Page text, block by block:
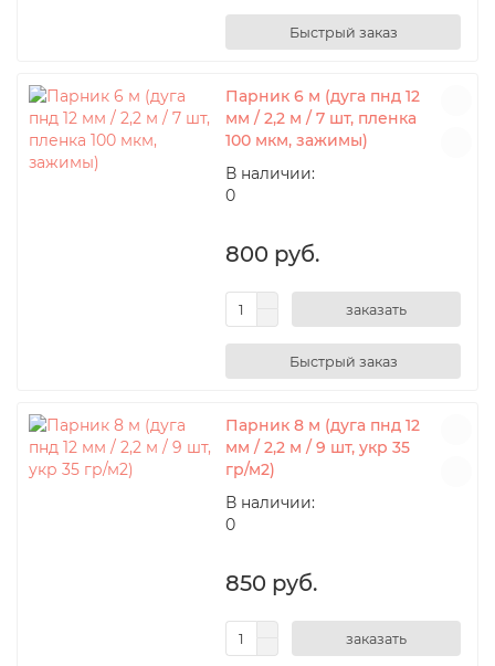
Парник 6 м (дуга пнд 12
мм / 2,2 м / 7 шт, пленка
100 мкм, зажимы)
В наличии:
0
800 руб.
заказать
Парник 8 м (дуга пнд 12
мм / 2,2 м / 9 шт, укр 35
гр/м2)
В наличии:
0
850 руб.
заказать